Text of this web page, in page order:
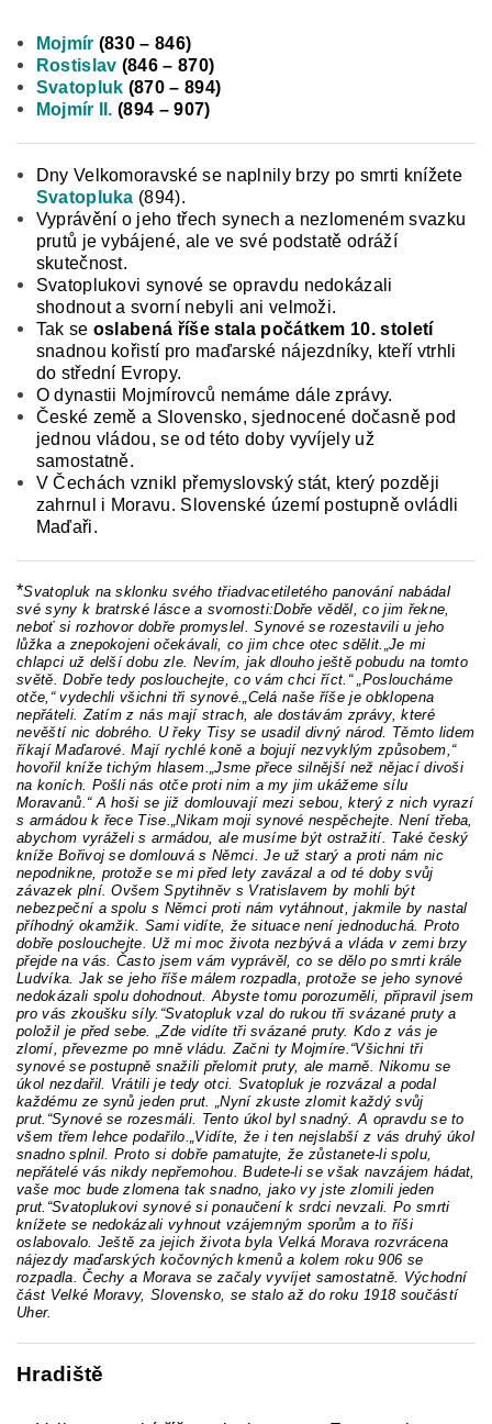
Mojmír (830 – 846)
Rostislav (846 – 870)
Svatopluk (870 – 894)
Mojmír II. (894 – 907)
Dny Velkomoravské se naplnily brzy po smrti knížete
Svatopluka (894).
Vyprávění o jeho třech synech a nezlomeném svazku
prutů je vybájené, ale ve své podstatě odráží
skutečnost.
Svatoplukovi synové se opravdu nedokázali
shodnout a svorní nebyli ani velmoži.
Tak se oslabená říše stala počátkem 10. století
snadnou kořistí pro maďarské nájezdníky, kteří vtrhli
do střední Evropy.
O dynastii Mojmírovců nemáme dále zprávy.
České země a Sloven­sko, sjednocené dočasně pod
jednou vládou, se od této doby vyvíjely už
samostatně.
V Čechách vznikl přemyslovský stát, který později
zahrnul i Moravu. Slovenské území postupně ovládli
Maďaři.
*Svatopluk na sklonku svého třiadvacetiletého panování nabádal
své syny k bratrské lásce a svornosti:Dobře věděl, co jim řekne,
neboť si rozhovor dobře promyslel. Synové se rozestavili u jeho
lůžka a znepokojeni očekávali, co jim chce otec sdělit.„Je mi
chlapci už delší dobu zle. Nevím, jak dlouho ještě pobudu na tomto
světě. Dobře tedy poslouchejte, co vám chci říct.“ „Posloucháme
otče,“ vydechli všichni tři synové.„Celá naše říše je obklopena
nepřáteli. Zatím z nás mají strach, ale dostávám zprávy, které
nevěští nic dobrého. U řeky Tisy se usadil divný národ. Těmto lidem
říkají Maďarové. Mají rychlé koně a bojují nezvyklým způsobem,“
hovořil kníže tichým hlasem.„Jsme přece silnější než nějací divoši
na koních. Pošli nás otče proti nim a my jim ukážeme sílu
Moravanů.“ A hoši se již domlouvají mezi sebou, který z nich vyrazí
s armádou k řece Tise.„Nikam moji synové nespěchejte. Není třeba,
abychom vyráželi s armádou, ale musíme být ostražití. Také český
kníže Bořivoj se domlouvá s Němci. Je už starý a proti nám nic
nepodnikne, protože se mi před lety zavázal a od té doby svůj
závazek plní. Ovšem Spytihněv s Vratislavem by mohli být
nebezpeční a spolu s Němci proti nám vytáhnout, jakmile by nastal
příhodný okamžik. Sami vidíte, že situace není jednoduchá. Proto
dobře poslouchejte. Už mi moc života nezbývá a vláda v zemi brzy
přejde na vás. Často jsem vám vyprávěl, co se dělo po smrti krále
Ludvíka. Jak se jeho říše málem rozpadla, protože se jeho synové
nedokázali spolu dohodnout. Abyste tomu porozuměli, připravil jsem
pro vás zkoušku síly.“Svatopluk vzal do rukou tři svázané pruty a
položil je před sebe. „Zde vidíte tři svázané pruty. Kdo z vás je
zlomí, převezme po mně vládu. Začni ty Mojmíre.“Všichni tři
synové se postupně snažili přelomit pruty, ale marně. Nikomu se
úkol nezdařil. Vrátili je tedy otci. Svatopluk je rozvázal a podal
každému ze synů jeden prut. „Nyní zkuste zlomit každý svůj
prut.“Synové se rozesmáli. Tento úkol byl snadný. A opravdu se to
všem třem lehce podařilo.„Vidíte, že i ten nejslabší z vás druhý úkol
snadno splnil. Proto si dobře pamatujte, že zůstanete-li spolu,
nepřátelé vás nikdy nepřemohou. Budete-li se však navzájem hádat,
vaše moc bude zlomena tak snadno, jako vy jste zlomili jeden
prut.“Svatoplukovi synové si ponaučení k srdci nevzali. Po smrti
knížete se nedokázali vyhnout vzájemným sporům a to říši
oslabovalo. Ještě za jejich života byla Velká Morava rozvrácena
nájezdy maďarských kočovných kmenů a kolem roku 906 se
rozpadla. Čechy a Morava se začaly vyvíjet samostatně. Východní
část Velké Moravy, Slovensko, se stalo až do roku 1918 součástí
Uher.
Hradiště